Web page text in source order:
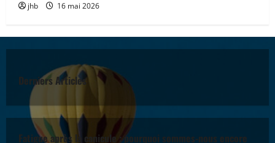
jhb 16 mai 2026
Derniers Articles
Fatigue après la canicule : pourquoi sommes-nous encore